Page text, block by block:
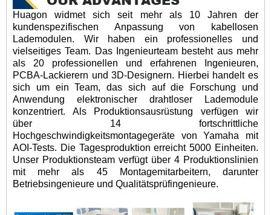
Huagon widmet sich seit mehr als 10 Jahren der
kundenspezifischen Anpassung von kabellosen
Lademodulen. Wir haben ein professionelles und
vielseitiges Team. Das Ingenieurteam besteht aus mehr
als 20 professionellen und erfahrenen Ingenieuren,
PCBA-Lackierern und 3D-Designern. Hierbei handelt es
sich um ein Team, das sich auf die Forschung und
Anwendung elektronischer drahtloser Lademodule
konzentriert. Als Produktionsausrüstung verfügen wir
über 14 fortschrittliche
Hochgeschwindigkeitsmontagegeräte von Yamaha mit
AOI-Tests. Die Tagesproduktion erreicht 5000 Einheiten.
Unser Produktionsteam verfügt über 4 Produktionslinien
mit mehr als 45 Montagemitarbeitern, darunter
Betriebsingenieure und Qualitätsprüfingenieure.